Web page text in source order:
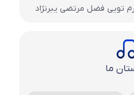
تویی فضل مرتضی یبرنژاد
ما